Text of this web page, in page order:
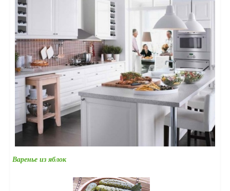
Варенье из яблок